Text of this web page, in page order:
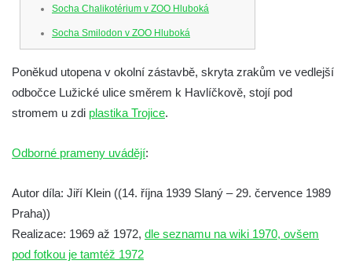
Socha Chalikotérium v ZOO Hluboká
Socha Smilodon v ZOO Hluboká
Socha Koroun bezzubý v ZOO Hluboká
Socha Mamutí lebka v ZOO Hluboká
Socha Orel v ZOO Hluboká
Socha Vydry si hrají v ZOO Hluboká
Socha Přátelství v ZOO Hluboká
Poněkud utopena v okolní zástavbě, skryta zrakům ve vedlejší
odbočce Lužické ulice směrem k Havlíčkově, stojí pod
stromem u zdi plastika Trojice.
Odborné prameny uvádějí:
Autor díla: Jiří Klein ((14. října 1939 Slaný – 29. července 1989
Praha))
Realizace: 1969 až 1972, dle seznamu na wiki 1970, ovšem
pod fotkou je tamtéž 1972